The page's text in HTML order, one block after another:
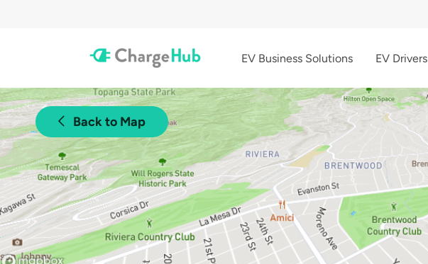
EV Business Solutions EV Drivers
Back to Map